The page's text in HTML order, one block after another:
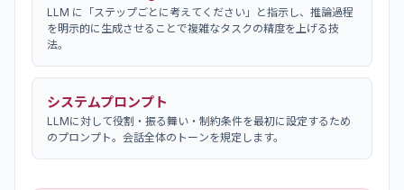
LLM に「ステップごとに考えてください」と指示し、推論過程
を明示的に生成させることで複雑なタスクの精度を上げる技
法。
システムプロンプト
LLMに対して役割・振る舞い・制約条件を最初に設定するため
のプロンプト。会話全体のトーンを規定します。